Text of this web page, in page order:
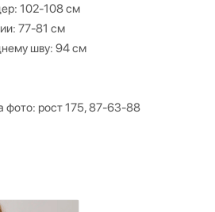
102-108 см
77-81 см
шву: 94 см
фото: рост 175, 87-63-88